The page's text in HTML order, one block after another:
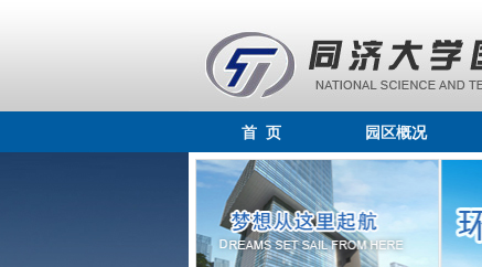
首 页 园区概况